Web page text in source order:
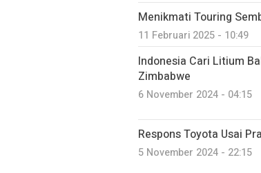
Menikmati Touring
11 Februari 2025 - 10:49
Indonesia Cari Litium
Zimbabwe
6 November 2024 - 04:15
Respons Toyota Usai
5 November 2024 - 22:15